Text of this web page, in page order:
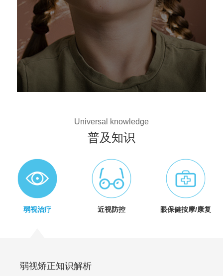
Universal knowledge
普及知识
弱视治疗 近视防控 眼保健按摩/康复
弱视矫正知识解析